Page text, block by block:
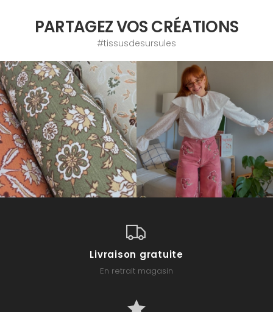
PARTAGEZ VOS CRÉATIONS
#tissusdesursules
Livraison gratuite
En retrait magasin